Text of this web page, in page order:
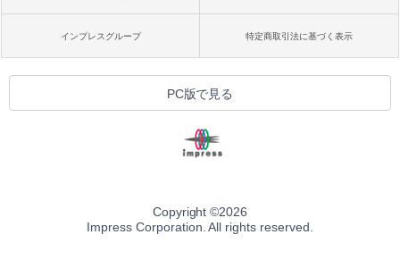
インプレスグループ 特定商取引法に基づく表示
PC版で見る
Copyright ©2026
Impress Corporation. All rights reserved.